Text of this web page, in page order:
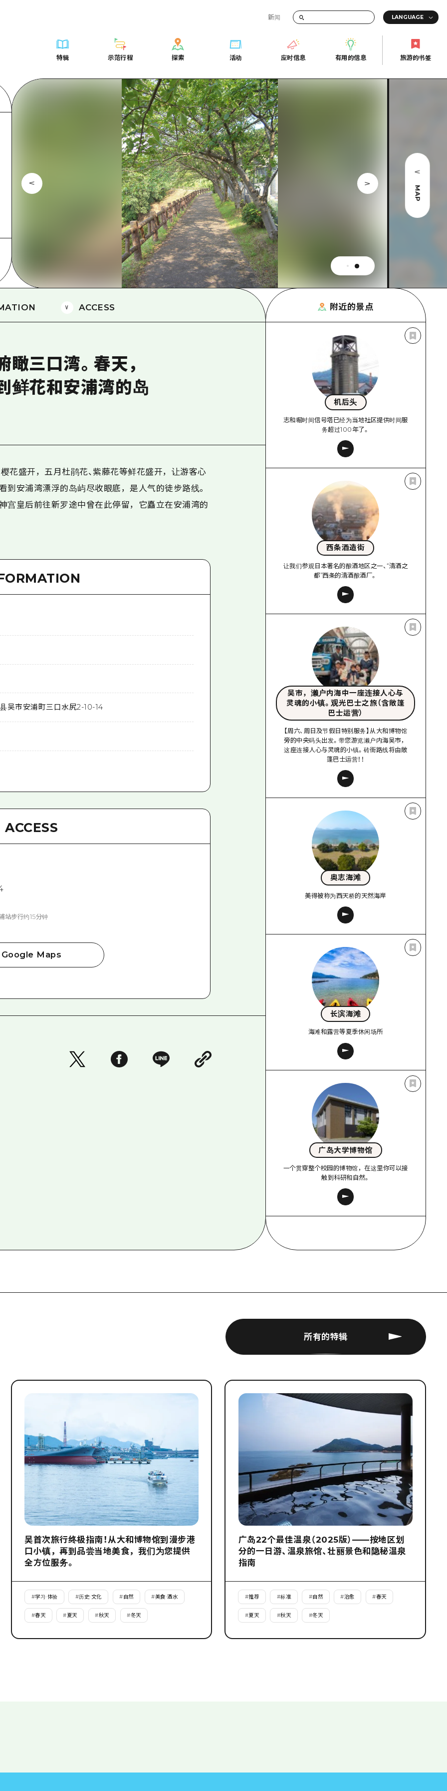
新闻
特辑
学习·体验
标准
历史·文化
治愈
自然
示范行程
广岛市内
安艺
答对了
美北
艺北
宫岛周边
东山口
短途旅行
半天
一日游
1晚2天
2晚3天
探索
列表
广岛市内
安艺
答對了
美北
艺北
宫岛周边
东山口
爱媛
岛根
活动
应时信息
有用的信息
次要流量摘要
超值的游览门票
行李寄存和运送服务
广岛表情周游券
广岛免费无线上网
面向外国游客的街角旅游信息中心
志愿者指南
通过视频介绍广岛县的魅力！
旅游的书签
美食·酒水
历史·文化
自然
Dive!Hiroshima官方向导
广岛随意旅行
艺北
宫岛周边
东山口
2晚3天
美北
艺北
宫岛周边
东山口
爱媛
岛根
票
送服务
广岛免费无线上网
面向外国游客的街角旅游信息中心
通过视频介绍广岛县的魅力！
灾难发生期间的交通信息
MAP
ACCESS
三口湾。春天，
鲜花和安浦湾的岛
花盛开，五月杜鹃花、紫藤花等鲜花盛开，让游客心
到安浦湾漂浮的岛屿尽收眼底，是人气的徒步路线。
宫皇后前往新罗途中曾在此停留，它矗立在安浦湾的
吴市安浦町三口水尻2-10-14
ACCESS
站步行约15分钟
Google Maps
附近的景点
机后头
志和堀时间信号塔已经为当地社区提供时间服
务超过100年了。
西条酒造街
让我们参观日本著名的酿酒地区之一、“清酒之
都”西条的清酒酿酒厂。
吴市，濑户内海中一座连接人心与
灵魂的小镇。观光巴士之旅（含敞篷
巴士运营）
【周六、周日及节假日特别服务】从大和博物馆
旁的中央码头出发。带您游览濑户内海吴市，
这座连接人心与灵魂的小镇。砖街路线将由敞
篷巴士运营！！
奥志海滩
美得被称为西天桥的天然海岸
长滨海滩
海滩和露营等夏季休闲场所
广岛大学博物馆
一个贯穿整个校园的博物馆，在这里你可以接
触到科研和自然。
所有的特辑
吴首次旅行终极指南！从大和博物馆到漫步港
口小镇，再到品尝当地美食，我们为您提供
全方位服务。
#学习·体验 #历史·文化 #自然 #美食·酒水
#春天 #夏天 #秋天 #冬天
广岛22个最佳温泉（2025版）——按地区划
分的一日游、温泉旅馆、壮丽景色和隐秘温泉
指南
#推荐 #标准 #自然 #治愈 #春天
#夏天 #秋天 #冬天